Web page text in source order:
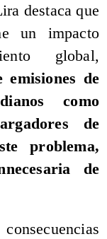
destaca que
un impacto
global,
emisiones de
como
de
problema,
de